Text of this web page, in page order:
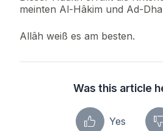
meinten Al-Hâkim und Ad-
Allâh weiß es am besten.
Was this article
Yes